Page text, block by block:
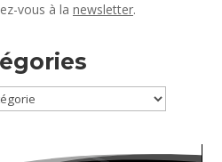
vous à la newsletter.